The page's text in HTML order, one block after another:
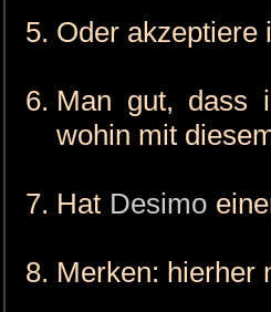
Oder akzeptiere
Man gut, dass
wohin mit
Hat Desimo
Merken: hierher